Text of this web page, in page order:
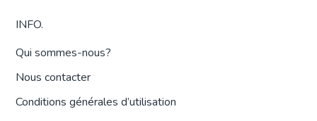
INFO.
Qui sommes-nous?
Nous contacter
Conditions générales d’utilisation